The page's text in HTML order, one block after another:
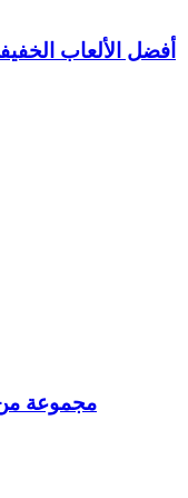
أفضل الألعاب
مجموعة من أفضل 10